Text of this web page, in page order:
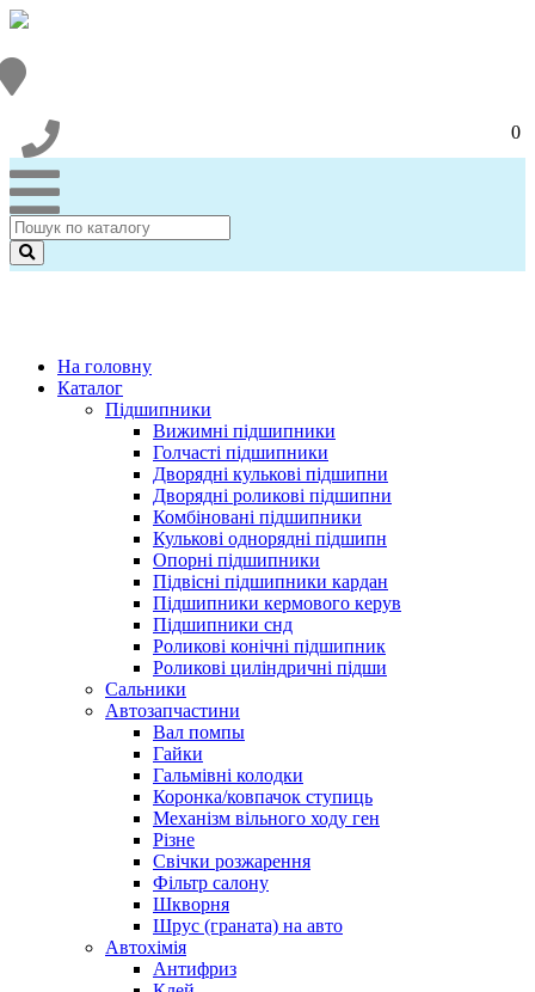
0
На головну
Каталог
Підшипники
Вижимні підшипники
Голчасті підшипники
Дворядні кулькові підшипни
Дворядні роликові підшипни
Комбіновані підшипники
Кулькові однорядні підшипн
Опорні підшипники
Підвісні підшипники кардан
Підшипники кермового керув
Підшипники снд
Роликові конічні підшипник
Роликові циліндричні підши
Сальники
Автозапчастини
Вал помпы
Гайки
Гальмівні колодки
Коронка/ковпачок ступиць
Механізм вільного ходу ген
Різне
Свічки розжарення
Фільтр салону
Шкворня
Шрус (граната) на авто
Автохімія
Антифриз